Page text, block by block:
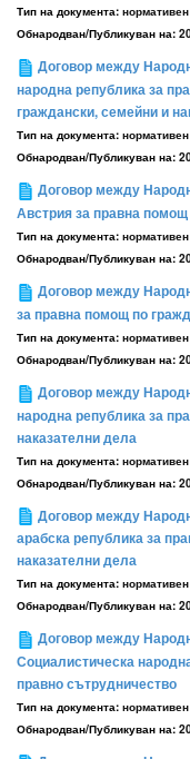
Тип на документа: нормативен
Обнародван/Публикуван на:
Договор между
народна република за
граждански, семейни и
Тип на документа: нормативен
Обнародван/Публикуван на:
Договор между
Австрия за правна
Тип на документа: нормативен
Обнародван/Публикуван на:
Договор между
за правна помощ по
Тип на документа: нормативен
Обнародван/Публикуван на:
Договор между
народна република за
наказателни дела
Тип на документа: нормативен
Обнародван/Публикуван на:
Договор между
арабска република за
наказателни дела
Тип на документа: нормативен
Обнародван/Публикуван на:
Договор между
Социалистическа
правно сътрудничество
Тип на документа: нормативен
Обнародван/Публикуван на: